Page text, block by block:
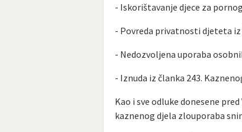
- Iskorištavanje djece za
- Povreda privatnosti djeteta iz
- Nedozvoljena uporaba
- Iznuda iz članka 243.
Kao i sve odluke donesene
kaznenog djela zlouporaba